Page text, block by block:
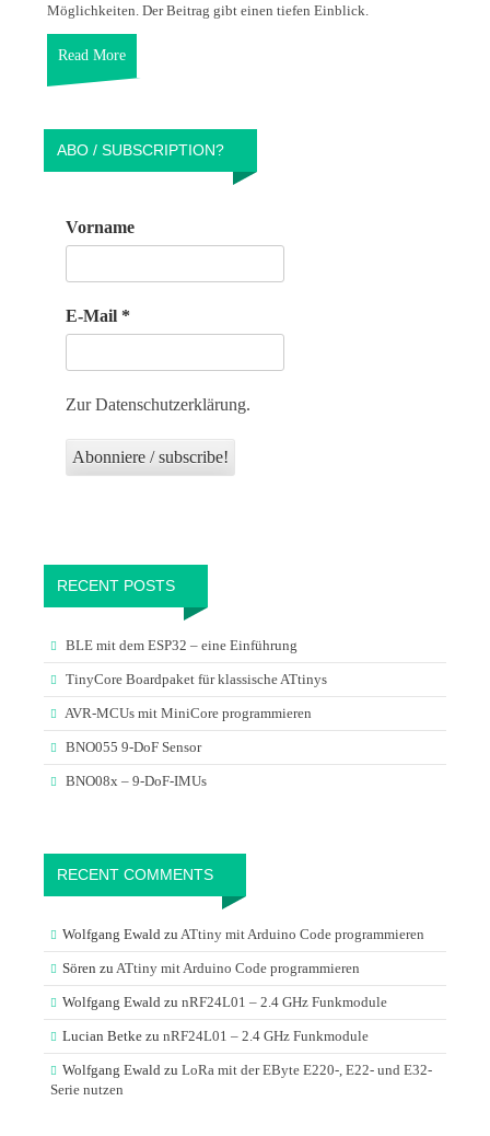
Möglichkeiten. Der Beitrag gibt einen tiefen Einblick.
Read More
ABO / SUBSCRIPTION?
Vorname
E-Mail *
Zur Datenschutzerklärung.
RECENT POSTS
BLE mit dem ESP32 – eine Einführung
TinyCore Boardpaket für klassische ATtinys
AVR-MCUs mit MiniCore programmieren
BNO055 9-DoF Sensor
BNO08x – 9-DoF-IMUs
RECENT COMMENTS
Wolfgang Ewald zu ATtiny mit Arduino Code programmieren
Sören zu ATtiny mit Arduino Code programmieren
Wolfgang Ewald zu nRF24L01 – 2.4 GHz Funkmodule
Lucian Betke zu nRF24L01 – 2.4 GHz Funkmodule
Wolfgang Ewald zu LoRa mit der EByte E220-, E22- und E32-
Serie nutzen